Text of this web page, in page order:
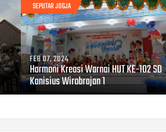
SEPUTAR JOGJA
FEB 07, 2024
Harmoni Kreasi Warnai HUT KE-102 SD
Kanisius Wirobrajan 1